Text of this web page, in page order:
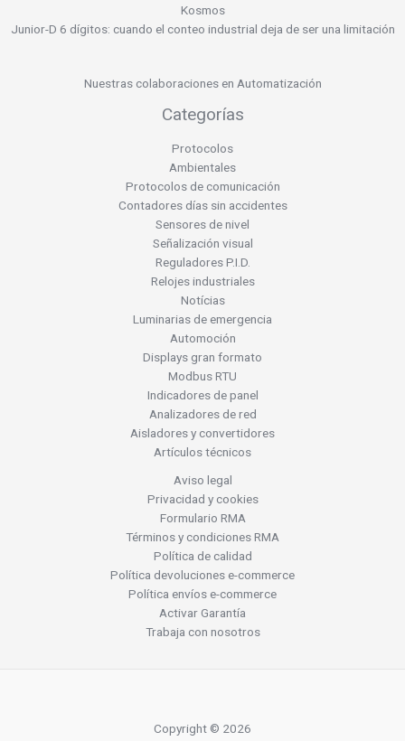
Kosmos
Junior-D 6 dígitos: cuando el conteo industrial deja de ser una limitación
Nuestras colaboraciones en Automatización
Categorías
Protocolos
Ambientales
Protocolos de comunicación
Contadores días sin accidentes
Sensores de nivel
Señalización visual
Reguladores P.I.D.
Relojes industriales
Notícias
Luminarias de emergencia
Automoción
Displays gran formato
Modbus RTU
Indicadores de panel
Analizadores de red
Aisladores y convertidores
Artículos técnicos
Aviso legal
Privacidad y cookies
Formulario RMA
Términos y condiciones RMA
Política de calidad
Política devoluciones e-commerce
Política envíos e-commerce
Activar Garantía
Trabaja con nosotros
Copyright © 2026